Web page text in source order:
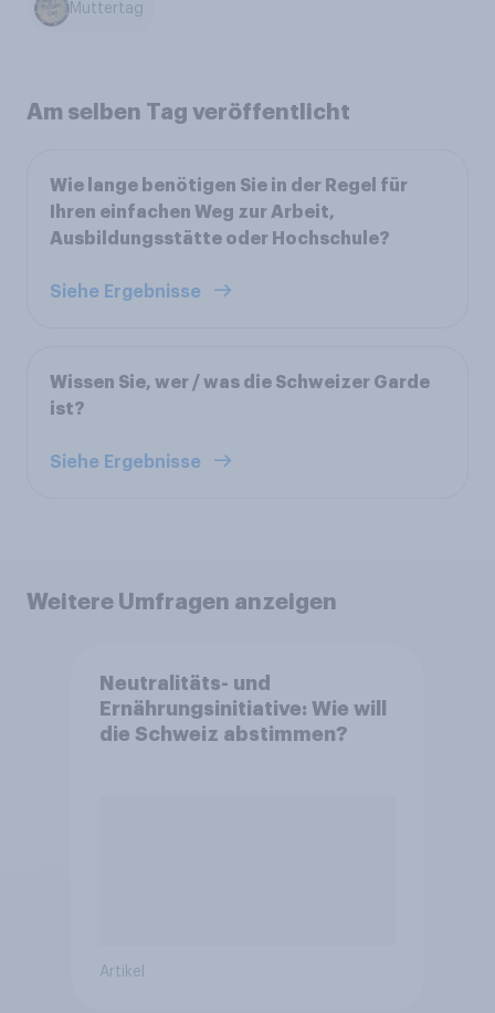
Muttertag
Am selben Tag veröffentlicht
Wie lange benötigen Sie in der Regel für
Ihren einfachen Weg zur Arbeit,
Ausbildungsstätte oder Hochschule?
Siehe Ergebnisse
Wissen Sie, wer / was die Schweizer Garde
ist?
Siehe Ergebnisse
Weitere Umfragen anzeigen
Neutralitäts- und
Ernährungsinitiative: Wie will
die Schweiz abstimmen?
Artikel